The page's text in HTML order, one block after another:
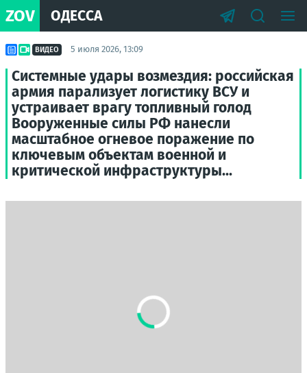
ZOV ОДЕССА
ВИДЕО 5 июля 2026, 13:09
Системные удары возмездия: российская
армия парализует логистику ВСУ и
устраивает врагу топливный голод
Вооруженные силы РФ нанесли
масштабное огневое поражение по
ключевым объектам военной и
критической инфраструктуры...